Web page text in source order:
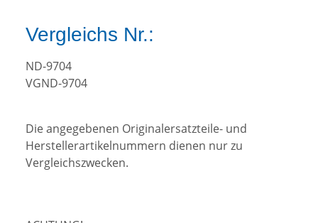
Vergleichs Nr.:
ND-9704
VGND-9704
Die angegebenen Originalersatzteile- und
Herstellerartikelnummern dienen nur zu
Vergleichszwecken.